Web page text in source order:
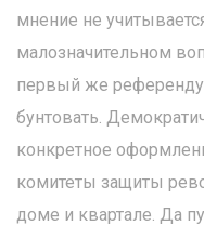
мнение не
малозначительном
первый же
бунтовать.
конкретное
комитеты защиты
доме и квартале. Да